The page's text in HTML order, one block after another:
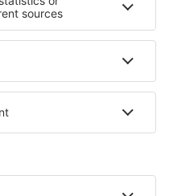
Hotels in Luxor
Arica y Parinacota